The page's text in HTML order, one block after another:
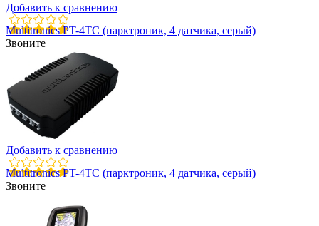
Добавить к сравнению
Multitronics PT-4TC (парктроник, 4 датчика, серый)
Звоните
Добавить к сравнению
Multitronics PT-4TC (парктроник, 4 датчика, серый)
Звоните